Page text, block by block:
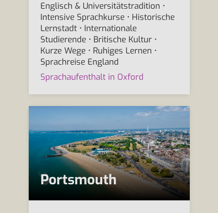
Englisch & Universitätstradition •
Intensive Sprachkurse • Historische
Lernstadt • Internationale
Studierende • Britische Kultur •
Kurze Wege • Ruhiges Lernen •
Sprachreise England
Sprachaufenthalt in Oxford
Portsmouth